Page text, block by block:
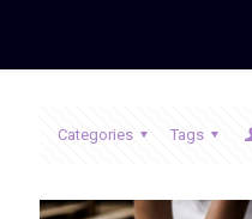
Categories Tags